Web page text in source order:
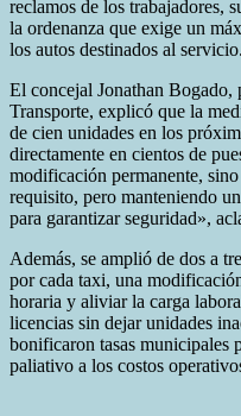
reclamos de los trabajadores,
la ordenanza que exige un
los autos destinados al servicio.
El concejal Jonathan Bogado,
Transporte, explicó que la
de cien unidades en los
directamente en cientos de
modificación permanente,
requisito, pero manteniendo
para garantizar seguridad»,
Además, se amplió de dos a
por cada taxi, una
horaria y aliviar la carga
licencias sin dejar unidades
bonificaron tasas municipales
paliativo a los costos